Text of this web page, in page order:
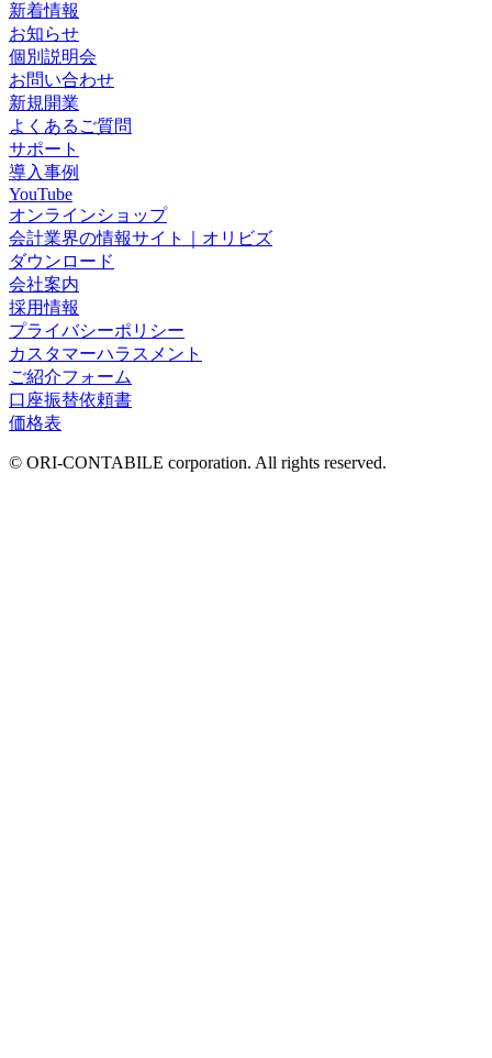
新着情報
お知らせ
個別説明会
お問い合わせ
新規開業
よくあるご質問
サポート
導入事例
YouTube
オンラインショップ
会計業界の情報サイト｜オリビズ
ダウンロード
会社案内
採用情報
プライバシーポリシー
カスタマーハラスメント
ご紹介フォーム
口座振替依頼書
価格表
© ORI-CONTABILE corporation. All rights reserved.